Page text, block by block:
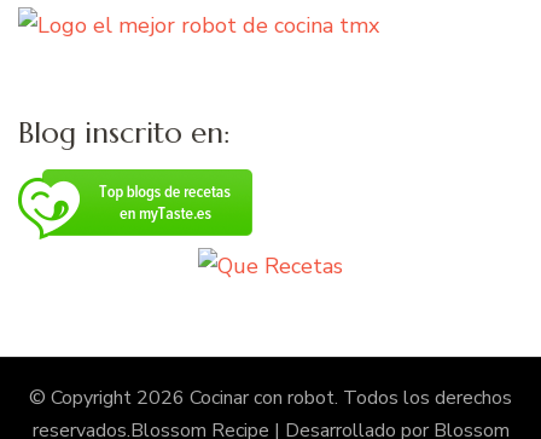
Blog inscrito en:
© Copyright 2026 Cocinar con robot. Todos los derechos
reservados.Blossom Recipe | Desarrollado por Blossom